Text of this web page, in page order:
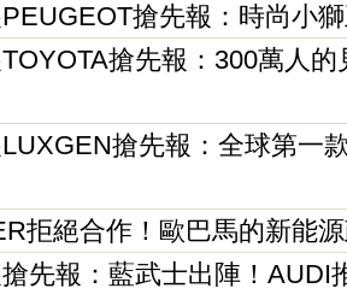
搶先報：時尚小
搶先報：300萬人
搶先報：全球第一
拒絕合作！歐巴馬的新能
先報：藍武士出陣！AUDI